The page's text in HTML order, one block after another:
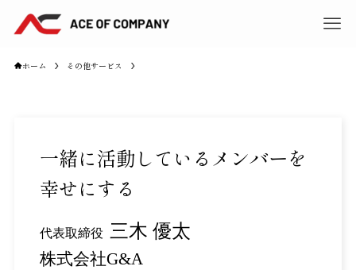
ホーム その他サービス
一緒に活動しているメンバーを
幸せにする
代表取締役 三木 優太
株式会社G&A